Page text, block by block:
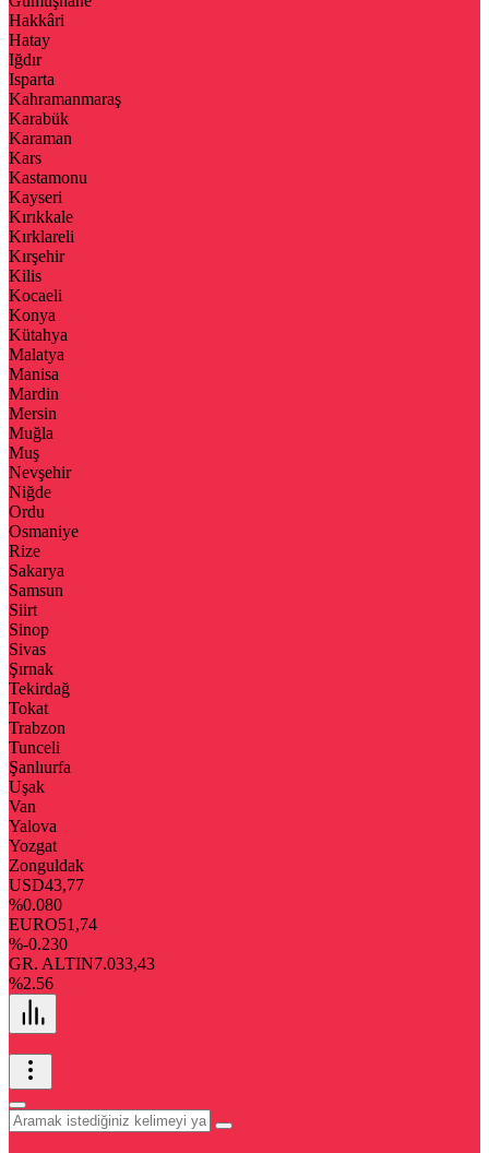
Hakkâri
Hatay
Iğdır
Isparta
Kahramanmaraş
Karabük
Karaman
Kars
Kastamonu
Kayseri
Kırıkkale
Kırklareli
Kırşehir
Kilis
Kocaeli
Konya
Kütahya
Malatya
Manisa
Mardin
Mersin
Muğla
Muş
Nevşehir
Niğde
Ordu
Osmaniye
Rize
Sakarya
Samsun
Siirt
Sinop
Sivas
Şırnak
Tekirdağ
Tokat
Trabzon
Tunceli
Şanlıurfa
Uşak
Van
Yalova
Yozgat
Zonguldak
USD43,77
%0.080
EURO51,74
%-0.230
GR. ALTIN7.033,43
%2.56